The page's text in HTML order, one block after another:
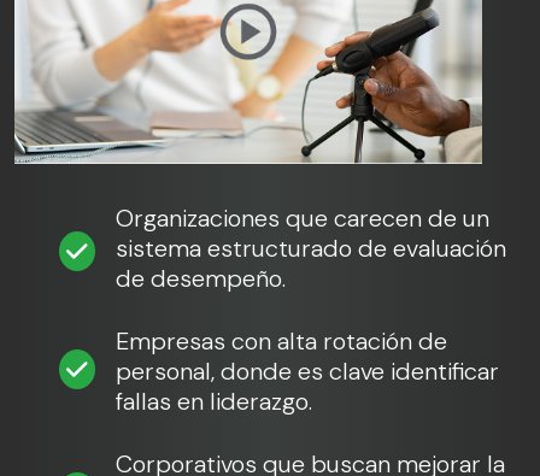
Organizaciones que carecen de un
sistema estructurado de evaluación
de desempeño.
Empresas con alta rotación de
personal, donde es clave identificar
fallas en liderazgo.
Corporativos que buscan mejorar la